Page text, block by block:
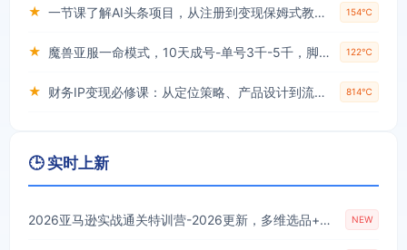
★ 一节课了解AI头条项目，从注册到变现保姆式教学，零基础可以操作【揭秘】 154℃
★ 魔兽亚服一命模式，10天成号-单号3千-5千，脚本全自动操作，保姆级教学【揭秘】 122℃
★ 财务IP变现必修课：从定位策略、产品设计到流量变现形成完整闭环 814℃
🕒 实时上新
2026亚马逊实战通关特训营-2026更新，多维选品+渐进式打法+AI应用，从0到1打造盈利店铺 NEW